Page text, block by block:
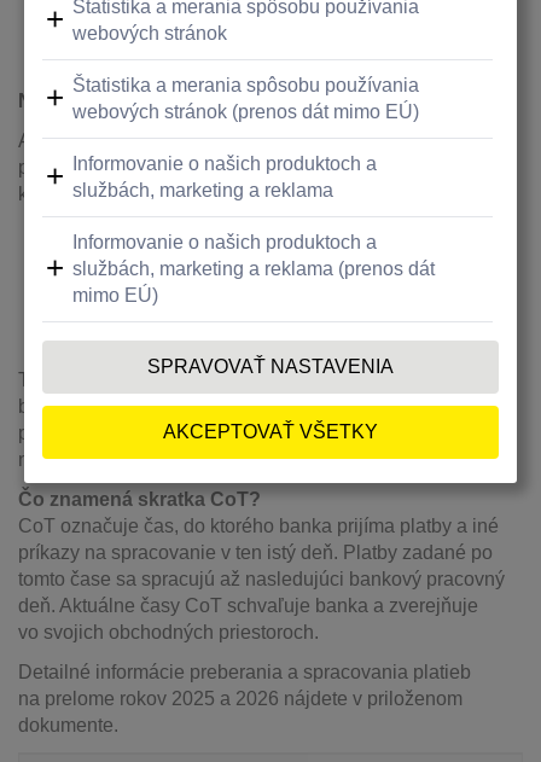
klientov Raiffeisen banky, prijaté 31.12.2025
do 18:00 hod., budú pripísané na účty ešte v ten istý
deň.
Na účet vedený v inej banke na Slovensku
Ak potrebujete, aby boli prostriedky pripísané na účet
prijímateľa v inej banke na Slovensku ešte v tomto
kalendárnom roku:
okamžitú platbu je potrebné zadať najneskôr
31.12.2025 do CoT,
štandardnú platbu je potrebné zadať najneskôr
príjemcu 31.12.2025.
Trvalé platobné príkazy so splatnosťou 01.01.2026 budú
bankou zrealizované 31.12.2025. Podmienky
pre realizáciu SEPA inkasa zostávajú aj na konci roka
nezmenené.
Čo znamená skratka CoT?
CoT označuje čas, do ktorého banka prijíma platby a iné
príkazy na spracovanie v ten istý deň. Platby zadané po
tomto čase sa spracujú až nasledujúci bankový pracovný
deň. Aktuálne časy CoT schvaľuje banka a zverejňuje
vo svojich obchodných priestoroch.
Detailné informácie preberania a spracovania platieb
na prelome rokov 2025 a 2026 nájdete v priloženom
dokumente.